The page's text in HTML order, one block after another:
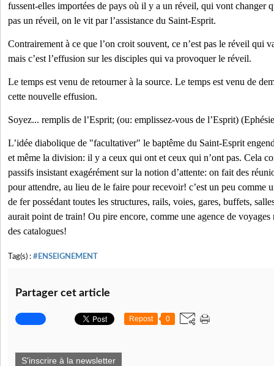
fussent-elles importées de pays où il y a un réveil, qui vont changer
pas un réveil, on le vit par l’assistance du Saint-Esprit.
Contrairement à ce que l’on croit souvent, ce n’est pas le réveil qui
mais c’est l’effusion sur les disciples qui va provoquer le réveil.
Le temps est venu de retourner à la source. Le temps est venu de
cette nouvelle effusion.
Soyez... remplis de l’Esprit; (ou: emplissez-vous de l’Esprit)
L’idée diabolique de "facultativer" le baptême du Saint-Esprit
et même la division: il y a ceux qui ont et ceux qui n’ont pas. Cela
passifs insistant exagérément sur la notion d’attente: on fait des
pour attendre, au lieu de le faire pour recevoir! c’est un peu comme
de fer possédant toutes les structures, rails, voies, gares, buffets,
aurait point de train! Ou pire encore, comme une agence de voyages
des catalogues!
Tag(s) : #ENSEIGNEMENT
Partager cet article
Repost 0
S'inscrire à la newsletter